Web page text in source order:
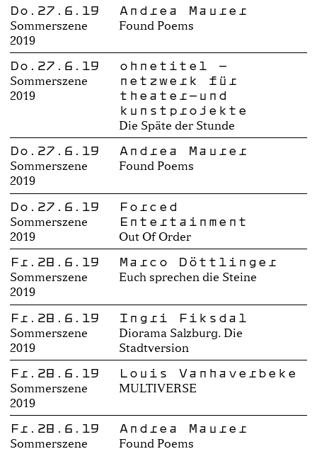
Do.27.6.19
Sommerszene
2019
Andrea Maurer
Found Poems
Do.27.6.19
Sommerszene
2019
ohnetitel –
netzwerk für
theater-und
kunstprojekte
Die Späte der Stunde
Do.27.6.19
Sommerszene
2019
Andrea Maurer
Found Poems
Do.27.6.19
Sommerszene
2019
Forced
Entertainment
Out Of Order
Fr.28.6.19
Sommerszene
2019
Marco Döttlinger
Euch sprechen die Steine
Fr.28.6.19
Sommerszene
2019
Ingri Fiksdal
Diorama Salzburg. Die
Stadtversion
Fr.28.6.19
Sommerszene
2019
Louis Vanhaverbeke
MULTIVERSE
Fr.28.6.19
Sommerszene
Andrea Maurer
Found Poems